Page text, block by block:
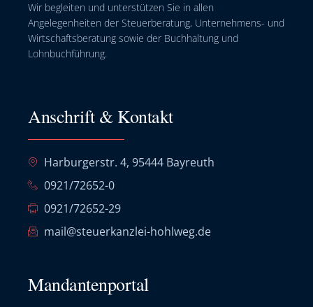
Wir begleiten und unterstützen Sie in allen
Angelegenheiten der Steuerberatung, Unternehmens- und
Wirtschaftsberatung sowie der Buchhaltung und
Lohnbuchführung.
Anschrift & Kontakt
Harburgerstr. 4, 95444 Bayreuth
0921/72652-0
0921/72652-29
mail@steuerkanzlei-hohlweg.de
Mandantenportal